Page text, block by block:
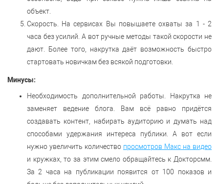
объект.
Скорость. На сервисах Вы повышаете охваты за 1 - 2
часа без усилий. А вот ручные методы такой скорости не
дают. Более того, накрутка даёт возможность быстро
стартовать новичкам без всякой подготовки.
Минусы:
Необходимость дополнительной работы. Накрутка не
заменяет ведение блога. Вам всё равно придётся
создавать контент, набирать аудиторию и думать над
способами удержания интереса публики. А вот если
нужно увеличить количество просмотров Макс на видео
и кружках, то за этим смело обращайтесь к Докторсмм.
За 2 часа на публикации появится от 100 показов и